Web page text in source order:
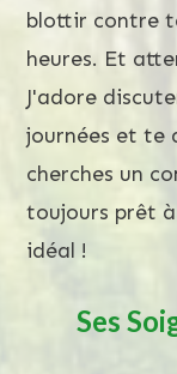
blottir contre
heures. Et
J'adore
journées et te
cherches un
toujours prêt
idéal !
Ses